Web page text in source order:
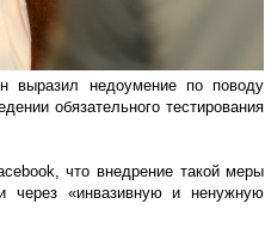
выразил недоумение по поводу
обязательного тестирования
что внедрение такой меры
через «инвазивную и ненужную